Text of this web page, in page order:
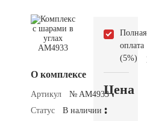
О комплексе
Артикул
№ AM4933
Статус
В наличии
Полная
оплата
(5%)
Цена
: